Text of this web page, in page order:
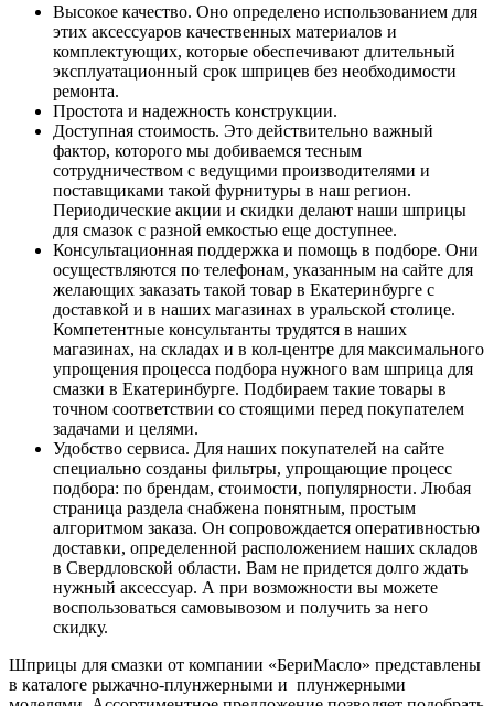
Высокое качество. Оно определено использованием для
этих аксессуаров качественных материалов и
комплектующих, которые обеспечивают длительный
эксплуатационный срок шприцев без необходимости
ремонта.
Простота и надежность конструкции.
Доступная стоимость. Это действительно важный
фактор, которого мы добиваемся тесным
сотрудничеством с ведущими производителями и
поставщиками такой фурнитуры в наш регион.
Периодические акции и скидки делают наши шприцы
для смазок с разной емкостью еще доступнее.
Консультационная поддержка и помощь в подборе. Они
осуществляются по телефонам, указанным на сайте для
желающих заказать такой товар в Екатеринбурге с
доставкой и в наших магазинах в уральской столице.
Компетентные консультанты трудятся в наших
магазинах, на складах и в кол-центре для максимального
упрощения процесса подбора нужного вам шприца для
смазки в Екатеринбурге. Подбираем такие товары в
точном соответствии со стоящими перед покупателем
задачами и целями.
Удобство сервиса. Для наших покупателей на сайте
специально созданы фильтры, упрощающие процесс
подбора: по брендам, стоимости, популярности. Любая
страница раздела снабжена понятным, простым
алгоритмом заказа. Он сопровождается оперативностью
доставки, определенной расположением наших складов
в Свердловской области. Вам не придется долго ждать
нужный аксессуар. А при возможности вы можете
воспользоваться самовывозом и получить за него
скидку.
Шприцы для смазки от компании «БериМасло» представлены
в каталоге рыжачно-плунжерными и плунжерными